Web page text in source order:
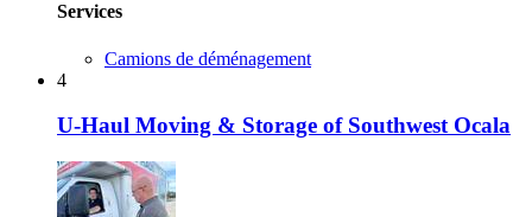
Services
Camions de déménagement
4
U-Haul Moving & Storage of Southwest Ocala